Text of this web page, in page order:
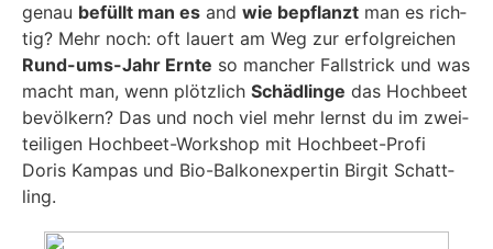
genau befüllt man es and wie bepflanzt man es rich­
tig? Mehr noch: oft lau­ert am Weg zur erfolg­rei­chen
Rund-ums-Jahr Ern­te so man­cher Fall­strick und was
macht man, wenn plötz­lich Schäd­lin­ge das Hoch­beet
bevöl­kern? Das und noch viel mehr lernst du im zwei­
tei­li­gen Hoch­beet-Work­shop mit Hoch­beet-Pro­fi
Doris Kam­pas und Bio-Bal­kon­ex­per­tin Bir­git Schatt­
ling.